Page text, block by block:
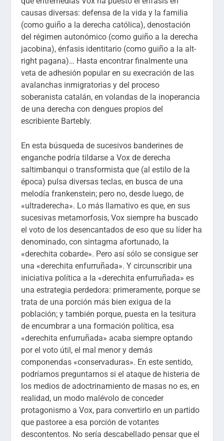
causas diversas: defensa de la vida y la familia
(como guiño a la derecha católica), denostación
del régimen autonómico (como guiño a la derecha
jacobina), énfasis identitario (como guiño a la alt-
right pagana)… Hasta encontrar finalmente una
veta de adhesión popular en su execración de las
avalanchas inmigratorias y del proceso
soberanista catalán, en volandas de la inoperancia
de una derecha con dengues propios del
escribiente Bartebly.
En esta búsqueda de sucesivos banderines de
enganche podría tildarse a Vox de derecha
saltimbanqui o transformista que (al estilo de la
época) pulsa diversas teclas, en busca de una
melodía frankenstein; pero no, desde luego, de
«ultraderecha». Lo más llamativo es que, en sus
sucesivas metamorfosis, Vox siempre ha buscado
el voto de los desencantados de eso que su líder ha
denominado, con sintagma afortunado, la
«derechita cobarde». Pero así sólo se consigue ser
una «derechita enfurruñada». Y circunscribir una
iniciativa política a la «derechita enfurruñada» es
una estrategia perdedora: primeramente, porque se
trata de una porción más bien exigua de la
población; y también porque, puesta en la tesitura
de encumbrar a una formación política, esa
«derechita enfurruñada» acaba siempre optando
por el voto útil, el mal menor y demás
componendas «conservaduras». En este sentido,
podríamos preguntarnos si el ataque de histeria de
los medios de adoctrinamiento de masas no es, en
realidad, un modo malévolo de conceder
protagonismo a Vox, para convertirlo en un partido
que pastoree a esa porción de votantes
descontentos. No sería descabellado pensar que el